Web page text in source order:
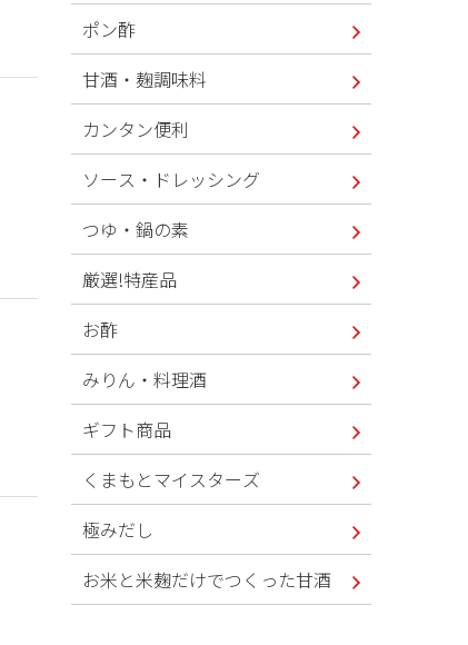
ポン酢
甘酒・麹調味料
カンタン便利
ソース・ドレッシング
つゆ・鍋の素
厳選!特産品
お酢
みりん・料理酒
ギフト商品
くまもとマイスターズ
極みだし
お米と米麹だけでつくった甘酒